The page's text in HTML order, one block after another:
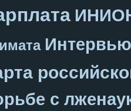
Интервью
с